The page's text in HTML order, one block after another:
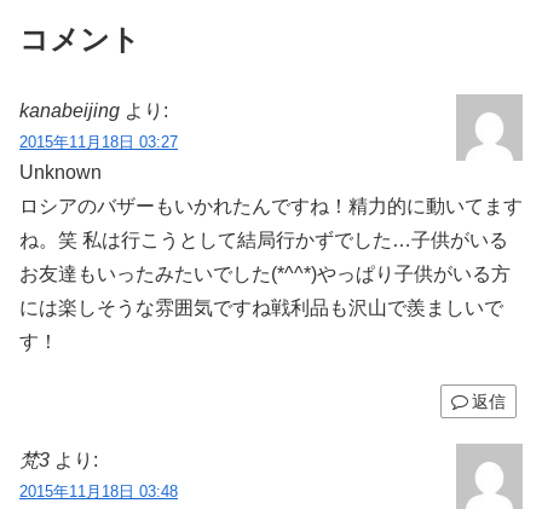
コメント
kanabeijing より:
2015年11月18日 03:27
Unknown
ロシアのバザーもいかれたんですね！精力的に動いてます
ね。笑 私は行こうとして結局行かずでした…子供がいる
お友達もいったみたいでした(*^^*)やっぱり子供がいる方
には楽しそうな雰囲気ですね戦利品も沢山で羨ましいで
す！
返信
梵3 より:
2015年11月18日 03:48